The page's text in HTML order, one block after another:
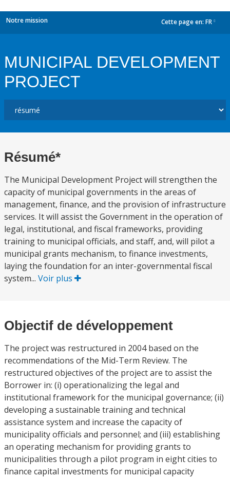
Notre mission Cette page en: FR
MUNICIPAL DEVELOPMENT
PROJECT
Résumé*
The Municipal Development Project will strengthen the
capacity of municipal governments in the areas of
management, finance, and the provision of infrastructure
services. It will assist the Government in the operation of
legal, institutional, and fiscal frameworks, providing
training to municipal officials, and staff, and, will pilot a
municipal grants mechanism, to finance investments,
laying the foundation for an inter-governmental fiscal
system... Voir plus
Objectif de développement
The project was restructured in 2004 based on the
recommendations of the Mid-Term Review. The
restructured objectives of the project are to assist the
Borrower in: (i) operationalizing the legal and
institutional framework for the municipal governance; (ii)
developing a sustainable training and technical
assistance system and increase the capacity of
municipality officials and personnel; and (iii) establishing
an operating mechanism for providing grants to
municipalities through a pilot program in eight cities to
finance capital investments for municipal capacity